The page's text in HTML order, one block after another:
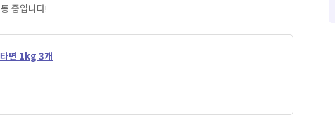
중입니다!
면 1kg 3개